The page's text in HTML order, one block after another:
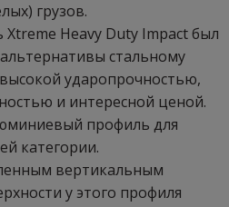
грузов.
Heavy Duty Impact был
стальному
ударопрочностью,
и интересной ценой.
профиль для
категории.
вертикальным
у этого профиля